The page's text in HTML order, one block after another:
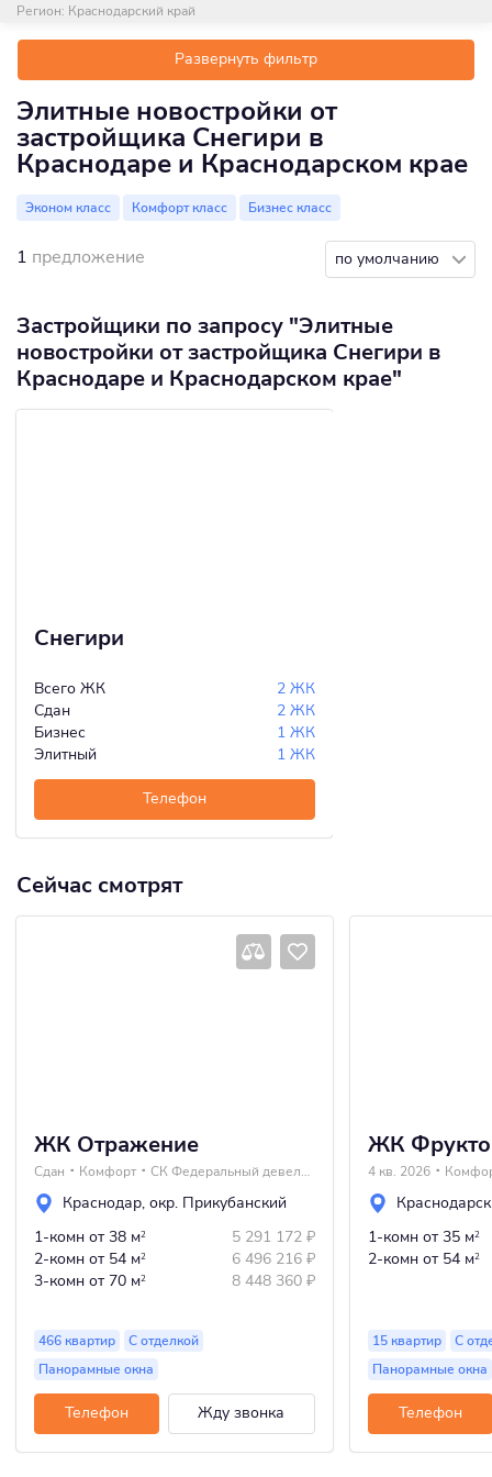
Регион: Краснодарский край
Развернуть фильтр
Элитные новостройки от
застройщика Снегири в
Краснодаре и Краснодарском крае
Эконом класс Комфорт класс Бизнес класс
1 предложение по умолчанию
Застройщики по запросу "Элитные
новостройки от застройщика Снегири в
Краснодаре и Краснодарском крае"
Снегири
Всего ЖК
2 ЖК
Сдан
2 ЖК
Бизнес
1 ЖК
Элитный
1 ЖК
Телефон
Сейчас смотрят
ЖК Отражение
Сдан Комфорт СК Федеральный девелопер Неометрия
Краснодар, окр. Прикубанский
1-комн от 38 м2 5 291 172 ₽
2-комн от 54 м2 6 496 216 ₽
3-комн от 70 м2 8 448 360 ₽
466 квартир
С отделкой
Панорамные окна
Телефон Жду звонка
ЖК
4 кв. 2026
1-комн от 35 м2
2-комн от 54 м2
15 квартир
С
Панорамные окна
Телефон